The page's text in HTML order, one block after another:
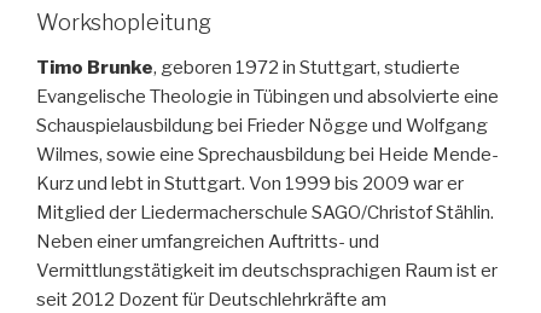
Workshopleitung
Timo Brunke, geboren 1972 in Stuttgart, studierte
Evangelische Theologie in Tübingen und absolvierte eine
Schauspielausbildung bei Frieder Nögge und Wolfgang
Wilmes, sowie eine Sprechausbildung bei Heide Mende-
Kurz und lebt in Stuttgart. Von 1999 bis 2009 war er
Mitglied der Liedermacherschule SAGO/Christof Stählin.
Neben einer umfangreichen Auftritts- und
Vermittlungstätigkeit im deutschsprachigen Raum ist er
seit 2012 Dozent für Deutschlehrkräfte am